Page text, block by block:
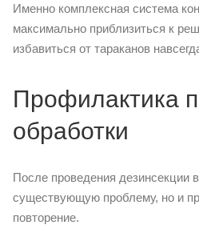
Именно комплексная система
максимально приблизиться к
избавиться от тараканов
Профилактика
обработки
После проведения дезинсекции
существующую проблему, но и
повторение.